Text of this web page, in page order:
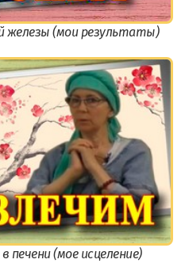
железы (мои результаты)
(мое исцеление)